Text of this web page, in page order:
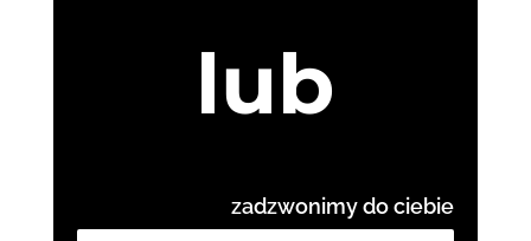
lub
zadzwonimy do ciebie